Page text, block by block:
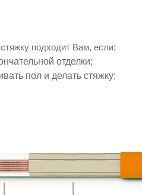
подходит Вам, если:
отделки;
пол и делать стяжку;